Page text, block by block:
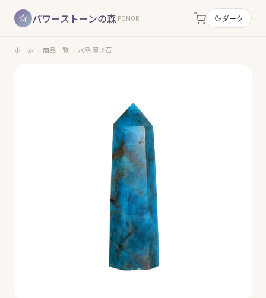
パワーストーンの森 POMORI ダーク
ホーム › 商品一覧 › 水晶 置き石